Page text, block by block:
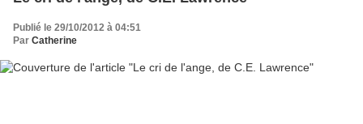
Publié le 29/10/2012 à 04:51
Par Catherine